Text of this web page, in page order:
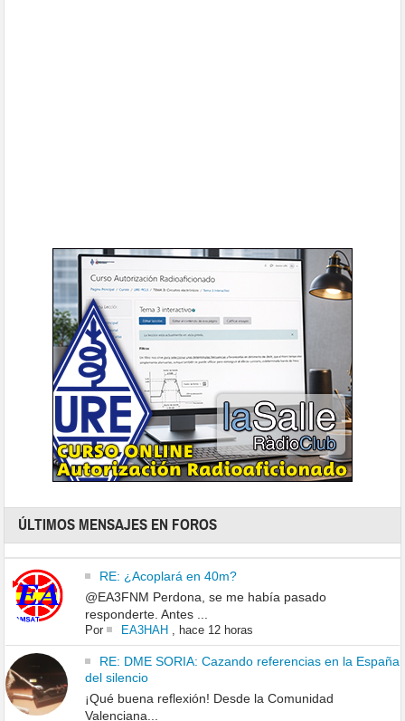
ÚLTIMOS MENSAJES EN FOROS
RE: ¿Acoplará en 40m?
@EA3FNM Perdona, se me había pasado
responderte. Antes ...
Por EA3HAH, hace 12 horas
RE: DME SORIA: Cazando referencias en la España
del silencio
¡Qué buena reflexión! Desde la Comunidad
Valenciana...